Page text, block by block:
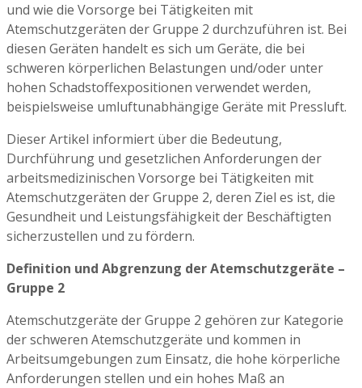
und wie die Vorsorge bei Tätigkeiten mit
Atemschutzgeräten der Gruppe 2 durchzuführen ist. Bei
diesen Geräten handelt es sich um Geräte, die bei
schweren körperlichen Belastungen und/oder unter
hohen Schadstoffexpositionen verwendet werden,
beispielsweise umluftunabhängige Geräte mit Pressluft.
Dieser Artikel informiert über die Bedeutung,
Durchführung und gesetzlichen Anforderungen der
arbeitsmedizinischen Vorsorge bei Tätigkeiten mit
Atemschutzgeräten der Gruppe 2, deren Ziel es ist, die
Gesundheit und Leistungsfähigkeit der Beschäftigten
sicherzustellen und zu fördern.
Definition und Abgrenzung der Atemschutzgeräte –
Gruppe 2
Atemschutzgeräte der Gruppe 2 gehören zur Kategorie
der schweren Atemschutzgeräte und kommen in
Arbeitsumgebungen zum Einsatz, die hohe körperliche
Anforderungen stellen und ein hohes Maß an